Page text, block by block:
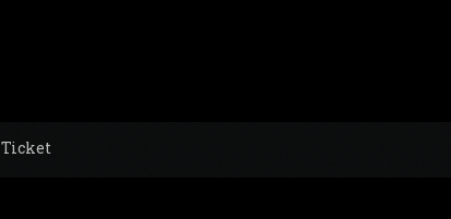
Ticket